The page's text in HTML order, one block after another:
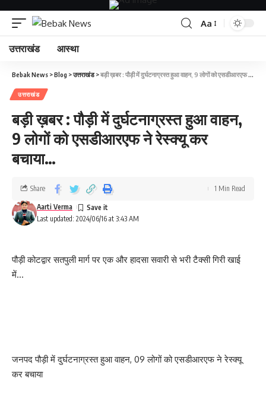
Aa
उत्तराखंड आस्था
Bebak News >Blog >उत्तराखंड>बड़ी ख़बर : पौड़ी में दुर्घटनाग्रस्त हुआ वाहन, 9 लोगों को एसडीआरएफ ने रेस्क्यू कर बचाया…
उत्तराखंड
बड़ी ख़बर : पौड़ी में दुर्घटनाग्रस्त हुआ वाहन,
9 लोगों को एसडीआरएफ ने रेस्क्यू कर
बचाया…
Last updated: 2024/06/16 at 3:43 AM
Aarti Verma
Share 1 Min Read
पौड़ी कोटद्वार सतपुली मार्ग पर एक और हादसा सवारी से भरी टैक्सी गिरी खाई
में…
जनपद पौड़ी में दुर्घटनाग्रस्त हुआ वाहन, 09 लोगों को एसडीआरएफ ने रेस्क्यू
कर बचाया